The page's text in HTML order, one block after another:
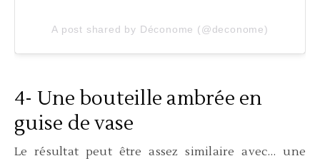
A post shared by Déconome (@deconome)
4- Une bouteille ambrée en
guise de vase
Le résultat peut être assez similaire avec… une